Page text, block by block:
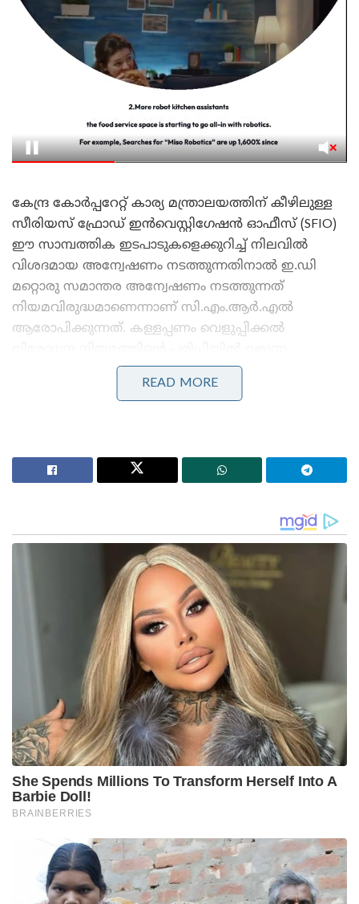
കേന്ദ്ര കോർപ്പറേറ്റ് കാര്യ മന്ത്രാലയത്തിന് കീഴിലുള്ള
സീരിയസ് ഫ്രോഡ് ഇൻവെസ്റ്റിഗേഷൻ ഓഫീസ് (SFIO)
ഈ സാമ്പത്തിക ഇടപാടുകളെക്കുറിച്ച് നിലവിൽ
വിശദമായ അന്വേഷണം നടത്തുന്നതിനാൽ ഇ.ഡി
മറ്റൊരു സമാന്തര അന്വേഷണം നടത്തുന്നത്
നിയമവിരുദ്ധമാണെന്നാണ് സി.എം.ആർ.എൽ
ആരോപിക്കുന്നത്. കള്ളപ്പണം വെളുപ്പിക്കൽ
യാതൊരുവിധ കുറ്റകൃത്യങ്ങളും ഈ സാമ്പത്തിക
ഇടപാടിൽ നടന്നിട്ടില്ലാത്തതിനാൽ കേസിൽ
Stories you may like
നിയന്ത്രണങ്ങളുമായി കേന്ദ്രസർക്കാർ ; ഐ.ടി
നിയമങ്ങളിൽ ഭേദഗതി വരുത്തി
12 വയസ്സുകാരിയെ പ്രതിഷേധത്തിനായി
കൊണ്ടുവന്നു; അഭിജീത് ദിപ്കെ, സൗരവ് ദാസ്
എന്നിവർക്കെതിരെ പോക്സോ കേസെടുക്കണമെന്ന്
പരാതിയുമായി അഭിഭാഷക
പിണറായി വിജയന്റെ മകൾ വീണ വിജയന്റെ
ഉടമസ്ഥതയിലുള്ള ‘എക്‌സാലോജിക് സൊല്യൂഷൻസ്’
എന്ന ഐടി കമ്പനിക്ക്, കൃത്യമായ യാതൊരു
സേവനങ്ങളും നൽകാതെ സി.എം.ആർ.എൽ കമ്പനി
1.72 കോടി രൂപ നൽകിയെന്നാണ് കേസിന്റെ
ആധാരം. നേരത്തെ ഇ.ഡി അന്വേഷണം
റദ്ദാക്കണമെന്നും കേന്ദ്ര ഏജൻസി രജിസ്റ്റർ ചെയ്ത
ഇ.സി.ഐ.ആർ തള്ളണമെന്നും ആവശ്യപ്പെട്ട്
ശശിധരൻ കർത്ത ഉൾപ്പെടെയുള്ള ഉദ്യോഗസ്ഥർ
നൽകിയ ഹർജികൾ ജസ്റ്റിസ് ടി.ആർ. രവി
അധ്യക്ഷനായ സിംഗിൾ ബെഞ്ച് പൂർണ്ണമായും
READ MORE